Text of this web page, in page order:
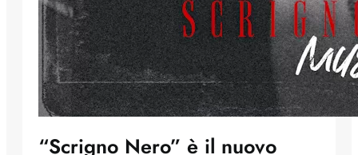
“Scrigno Nero” è il nuovo